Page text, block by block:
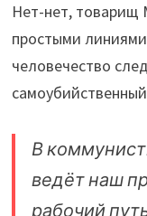
Нет-нет, товарищ
простыми
человечество
В
ведёт наш
рабочий